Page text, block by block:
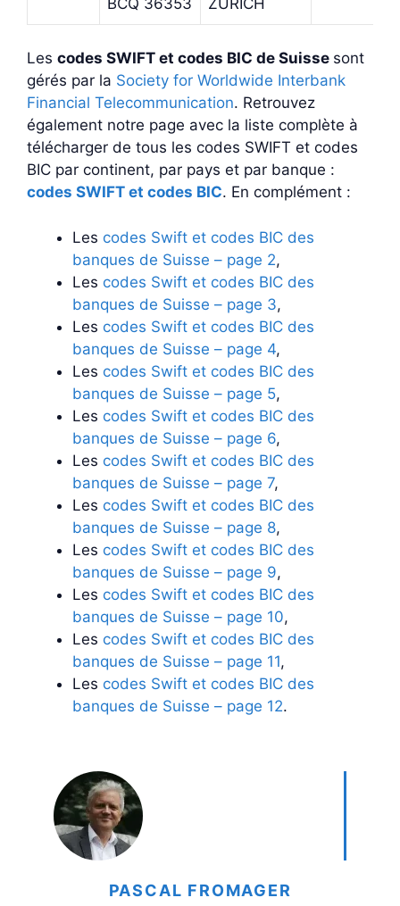
Les codes SWIFT et codes BIC de Suisse sont
gérés par la Society for Worldwide Interbank
Financial Telecommunication. Retrouvez
également notre page avec la liste complète à
télécharger de tous les codes SWIFT et codes
BIC par continent, par pays et par banque :
codes SWIFT et codes BIC. En complément :
Les codes Swift et codes BIC des
banques de Suisse – page 2,
Les codes Swift et codes BIC des
banques de Suisse – page 3,
Les codes Swift et codes BIC des
banques de Suisse – page 4,
Les codes Swift et codes BIC des
banques de Suisse – page 5,
Les codes Swift et codes BIC des
banques de Suisse – page 6,
Les codes Swift et codes BIC des
banques de Suisse – page 7,
Les codes Swift et codes BIC des
banques de Suisse – page 8,
Les codes Swift et codes BIC des
banques de Suisse – page 9,
Les codes Swift et codes BIC des
banques de Suisse – page 10,
Les codes Swift et codes BIC des
banques de Suisse – page 11,
Les codes Swift et codes BIC des
banques de Suisse – page 12.
PASCAL FROMAGER